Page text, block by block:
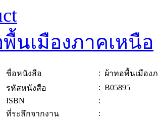
นเมืองภาคเหนือ
ชื่อหนังสือ : ผ้าทอพื้นเมือง
รหัสหนังสือ
: B05895
ISBN
:
ที่ระลึกจากงาน
: